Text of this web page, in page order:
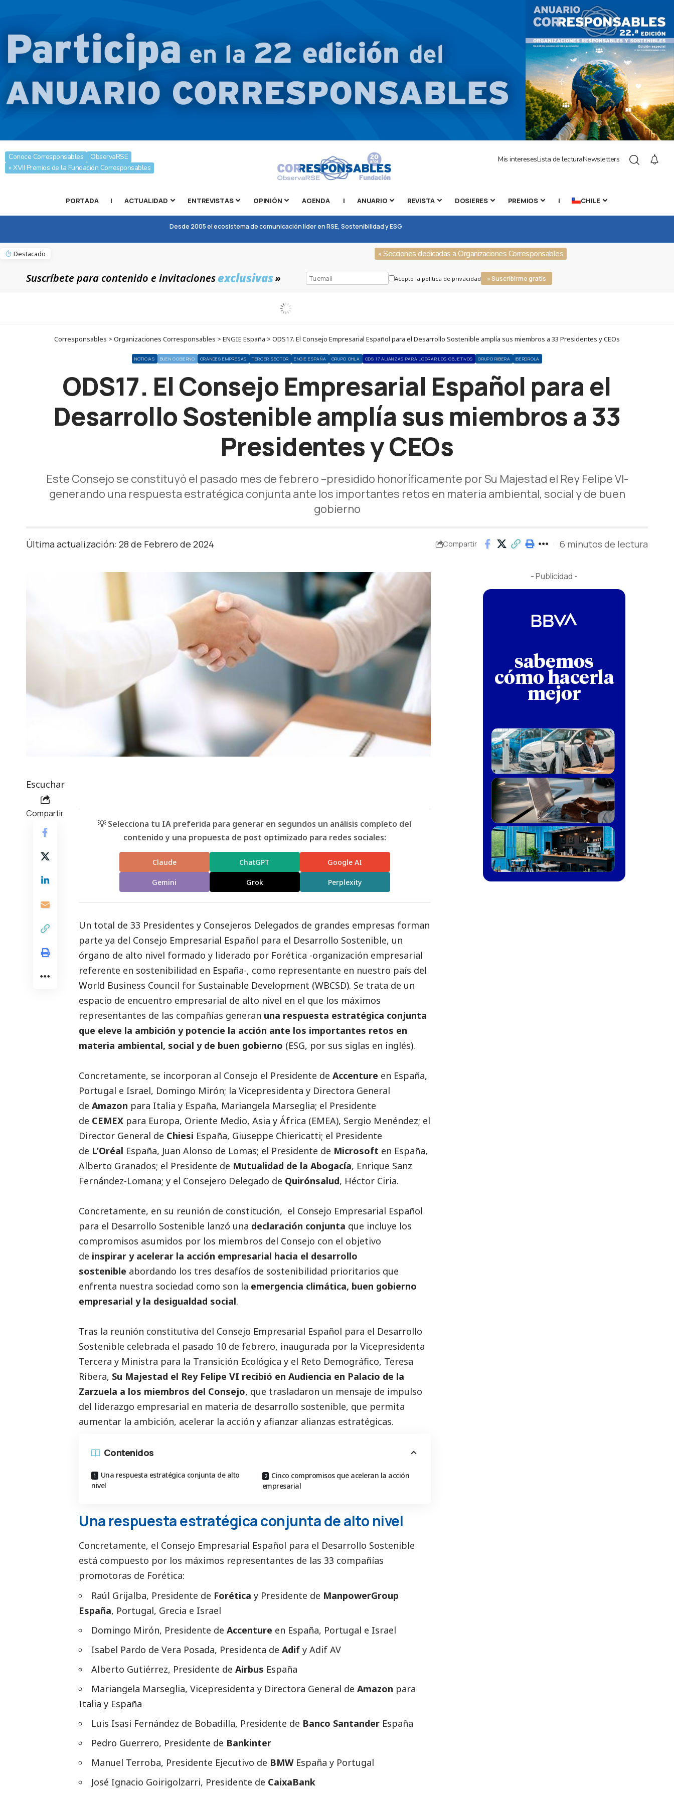
Conoce Corresponsables
ObservaRSE
» XVII Premios de la Fundación Corresponsables
Mis interesesLista de lecturaNewsletters
PORTADA | ACTUALIDAD ENTREVISTAS OPINIÓN AGENDA | ANUARIO REVISTA DOSIERES PREMIOS | CHILE
Desde 2005 el ecosistema de comunicación líder en RSE, Sostenibilidad y ESG
Destacado » Secciones dedicadas a Organizaciones Corresponsables
Suscríbete para contenido e invitacionesexclusivas» Acepto la política de privacidad » Suscribirme gratis
Corresponsables > Organizaciones Corresponsables > ENGIE España > ODS17. El Consejo Empresarial Español para el Desarrollo Sostenible amplía sus miembros a 33 Presidentes y CEOs
NOTICIAS BUEN GOBIERNO GRANDES EMPRESAS TERCER SECTOR ENGIE ESPAÑA GRUPO OHLA ODS 17 ALIANZAS PARA LOGRAR LOS OBJETIVOS GRUPO RIBERA IBERDROLA
ODS17. El Consejo Empresarial Español para el
Desarrollo Sostenible amplía sus miembros a 33
Presidentes y CEOs
Este Consejo se constituyó el pasado mes de febrero –presidido honoríficamente por Su Majestad el Rey Felipe VI-
generando una respuesta estratégica conjunta ante los importantes retos en materia ambiental, social y de buen
gobierno
Última actualización: 28 de Febrero de 2024 Compartir 6 minutos de lectura
Escuchar
Compartir
💡 Selecciona tu IA preferida para generar en segundos un análisis completo del
contenido y una propuesta de post optimizado para redes sociales:
Claude ChatGPT Google AI
Gemini Grok Perplexity
Un total de 33 Presidentes y Consejeros Delegados de grandes empresas forman
parte ya del Consejo Empresarial Español para el Desarrollo Sostenible, un
órgano de alto nivel formado y liderado por Forética -organización empresarial
referente en sostenibilidad en España-, como representante en nuestro país del
World Business Council for Sustainable Development (WBCSD). Se trata de un
espacio de encuentro empresarial de alto nivel en el que los máximos
representantes de las compañías generan una respuesta estratégica conjunta
que eleve la ambición y potencie la acción ante los importantes retos en
materia ambiental, social y de buen gobierno (ESG, por sus siglas en inglés).
Concretamente, se incorporan al Consejo el Presidente de Accenture en España,
Portugal e Israel, Domingo Mirón; la Vicepresidenta y Directora General
de Amazon para Italia y España, Mariangela Marseglia; el Presidente
de CEMEX para Europa, Oriente Medio, Asia y África (EMEA), Sergio Menéndez; el
Director General de Chiesi España, Giuseppe Chiericatti; el Presidente
de L’Oréal España, Juan Alonso de Lomas; el Presidente de Microsoft en España,
Alberto Granados; el Presidente de Mutualidad de la Abogacía, Enrique Sanz
Fernández-Lomana; y el Consejero Delegado de Quirónsalud, Héctor Ciria.
Concretamente, en su reunión de constitución, el Consejo Empresarial Español
para el Desarrollo Sostenible lanzó una declaración conjunta que incluye los
compromisos asumidos por los miembros del Consejo con el objetivo
de inspirar y acelerar la acción empresarial hacia el desarrollo
sostenible abordando los tres desafíos de sostenibilidad prioritarios que
enfrenta nuestra sociedad como son la emergencia climática, buen gobierno
empresarial y la desigualdad social.
Tras la reunión constitutiva del Consejo Empresarial Español para el Desarrollo
Sostenible celebrada el pasado 10 de febrero, inaugurada por la Vicepresidenta
Tercera y Ministra para la Transición Ecológica y el Reto Demográfico, Teresa
Ribera, Su Majestad el Rey Felipe VI recibió en Audiencia en Palacio de la
Zarzuela a los miembros del Consejo, que trasladaron un mensaje de impulso
del liderazgo empresarial en materia de desarrollo sostenible, que permita
aumentar la ambición, acelerar la acción y afianzar alianzas estratégicas.
Contenidos
Una respuesta estratégica conjunta de alto
nivel
Cinco compromisos que aceleran la acción
empresarial
Una respuesta estratégica conjunta de alto nivel
Concretamente, el Consejo Empresarial Español para el Desarrollo Sostenible
está compuesto por los máximos representantes de las 33 compañías
promotoras de Forética:
Raúl Grijalba, Presidente de Forética y Presidente de ManpowerGroup
España, Portugal, Grecia e Israel
Domingo Mirón, Presidente de Accenture en España, Portugal e Israel
Isabel Pardo de Vera Posada, Presidenta de Adif y Adif AV
Alberto Gutiérrez, Presidente de Airbus España
Mariangela Marseglia, Vicepresidenta y Directora General de Amazon para
Italia y España
Luis Isasi Fernández de Bobadilla, Presidente de Banco Santander España
Pedro Guerrero, Presidente de Bankinter
Manuel Terroba, Presidente Ejecutivo de BMWEspaña y Portugal
José Ignacio Goirigolzarri, Presidente de CaixaBank
- Publicidad -